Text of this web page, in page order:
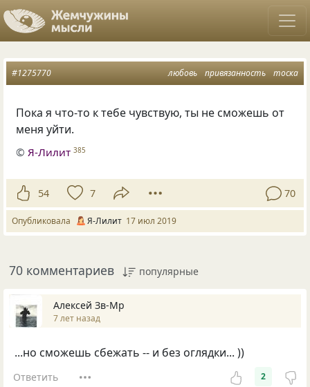
любовь привязанность тоска
#1275770
Пока я что-то к тебе чувствую, ты не сможешь от
меня уйти.
© Я-Лилит 385
54 7 70
Опубликовала Я-Лилит 17 июл 2019
70 комментариев популярные
Алексей Зв-Mp
7 лет назад
...но сможешь сбежать -- и без оглядки... ))
Ответить 2